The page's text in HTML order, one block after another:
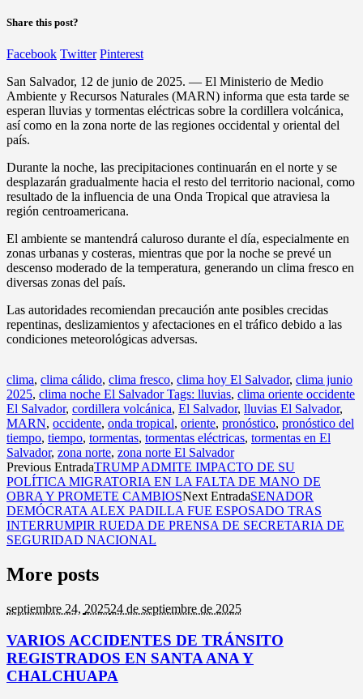
Share this post?
Facebook Twitter Pinterest
San Salvador, 12 de junio de 2025. — El Ministerio de Medio
Ambiente y Recursos Naturales (MARN) informa que esta tarde se
esperan lluvias y tormentas eléctricas sobre la cordillera volcánica,
así como en la zona norte de las regiones occidental y oriental del
país.
Durante la noche, las precipitaciones continuarán en el norte y se
desplazarán gradualmente hacia el resto del territorio nacional, como
resultado de la influencia de una Onda Tropical que atraviesa la
región centroamericana.
El ambiente se mantendrá caluroso durante el día, especialmente en
zonas urbanas y costeras, mientras que por la noche se prevé un
descenso moderado de la temperatura, generando un clima fresco en
diversas zonas del país.
Las autoridades recomiendan precaución ante posibles crecidas
repentinas, deslizamientos y afectaciones en el tráfico debido a las
condiciones meteorológicas adversas.
clima, clima cálido, clima fresco, clima hoy El Salvador, clima junio
2025, clima noche El Salvador Tags: lluvias, clima oriente occidente
El Salvador, cordillera volcánica, El Salvador, lluvias El Salvador,
MARN, occidente, onda tropical, oriente, pronóstico, pronóstico del
tiempo, tiempo, tormentas, tormentas eléctricas, tormentas en El
Salvador, zona norte, zona norte El Salvador
Previous EntradaTRUMP ADMITE IMPACTO DE SU
POLÍTICA MIGRATORIA EN LA FALTA DE MANO DE
OBRA Y PROMETE CAMBIOSNext EntradaSENADOR
DEMÓCRATA ALEX PADILLA FUE ESPOSADO TRAS
INTERRUMPIR RUEDA DE PRENSA DE SECRETARIA DE
SEGURIDAD NACIONAL
More posts
septiembre 24, 202524 de septiembre de 2025
VARIOS ACCIDENTES DE TRÁNSITO
REGISTRADOS EN SANTA ANA Y
CHALCHUAPA